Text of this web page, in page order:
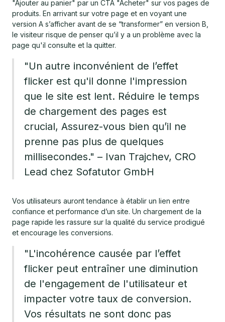
"Ajouter au panier" par un CTA "Acheter" sur vos pages de
produits. En arrivant sur votre page et en voyant une
version A s’afficher avant de se “transformer” en version B,
le visiteur risque de penser qu’il y a un problème avec la
page qu'il consulte et la quitter.
"Un autre inconvénient de l’effet
flicker est qu'il donne l'impression
que le site est lent. Réduire le temps
de chargement des pages est
crucial, Assurez-vous bien qu’il ne
prenne pas plus de quelques
millisecondes." – Ivan Trajchev, CRO
Lead chez Sofatutor GmbH
Vos utilisateurs auront tendance à établir un lien entre
confiance et performance d’un site. Un chargement de la
page rapide les rassure sur la qualité du service prodigué
et encourage les conversions.
"L'incohérence causée par l’effet
flicker peut entraîner une diminution
de l'engagement de l'utilisateur et
impacter votre taux de conversion.
Vos résultats ne sont donc pas